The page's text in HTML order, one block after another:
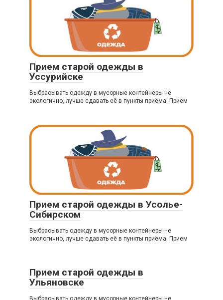
Прием старой одежды в
Уссурийске
Выбрасывать одежду в мусорные контейнеры не
экологично, лучше сдавать её в пункты приёма. Прием
Прием старой одежды в Усолье-
Сибирском
Выбрасывать одежду в мусорные контейнеры не
экологично, лучше сдавать её в пункты приёма. Прием
Прием старой одежды в
Ульяновске
Выбрасывать одежду в мусорные контейнеры не